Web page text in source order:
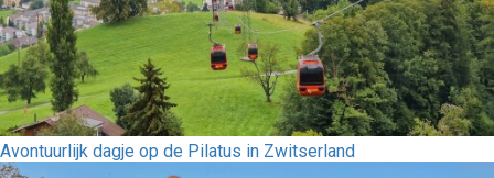
Avontuurlijk dagje op de Pilatus in Zwitserland